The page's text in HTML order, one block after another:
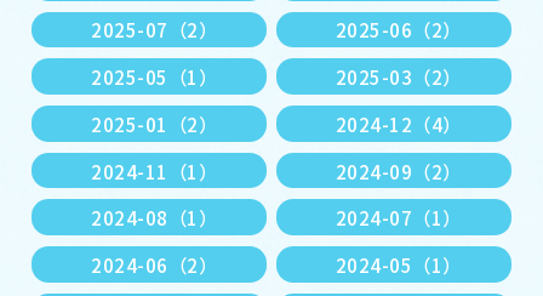
2025-07（2）
2025-06（2）
2025-05（1）
2025-03（2）
2025-01（2）
2024-12（4）
2024-11（1）
2024-09（2）
2024-08（1）
2024-07（1）
2024-06（2）
2024-05（1）